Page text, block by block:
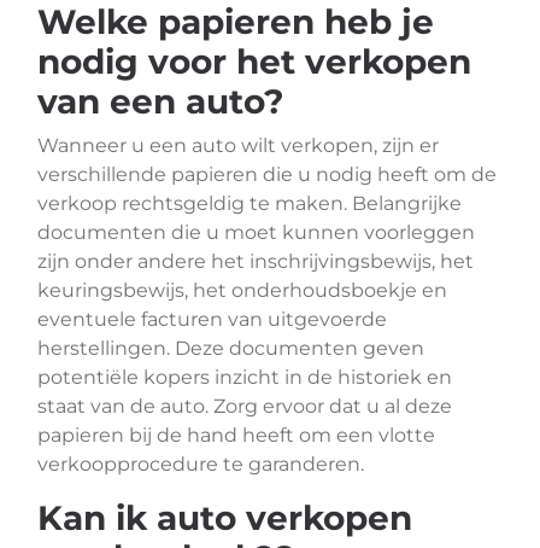
Welke papieren heb je
nodig voor het verkopen
van een auto?
Wanneer u een auto wilt verkopen, zijn er
verschillende papieren die u nodig heeft om de
verkoop rechtsgeldig te maken. Belangrijke
documenten die u moet kunnen voorleggen
zijn onder andere het inschrijvingsbewijs, het
keuringsbewijs, het onderhoudsboekje en
eventuele facturen van uitgevoerde
herstellingen. Deze documenten geven
potentiële kopers inzicht in de historiek en
staat van de auto. Zorg ervoor dat u al deze
papieren bij de hand heeft om een vlotte
verkoopprocedure te garanderen.
Kan ik auto verkopen